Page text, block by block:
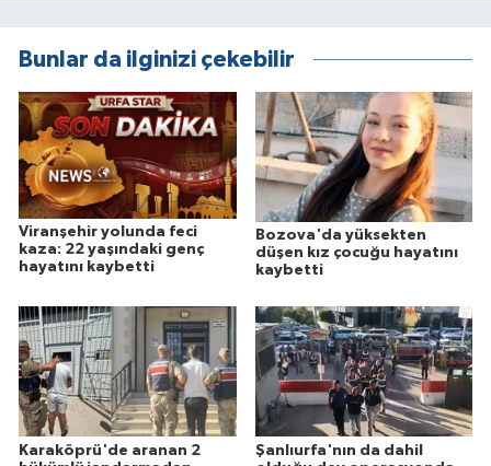
Bunlar da ilginizi çekebilir
Viranşehir yolunda feci
kaza: 22 yaşındaki genç
hayatını kaybetti
Bozova'da yüksekten
düşen kız çocuğu hayatını
kaybetti
Karaköprü'de aranan 2
Şanlıurfa'nın da dahil